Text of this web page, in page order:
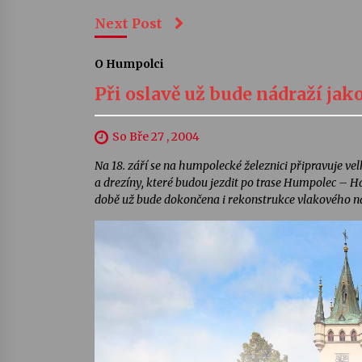
Next Post
O Humpolci
Při oslavě už bude nádraží
So Bře 27 , 2004
Na 18. září se na humpolecké železnici připravuje
a drezíny, které budou jezdit po trase Humpolec –
době už bude dokončena i rekonstrukce vlakového